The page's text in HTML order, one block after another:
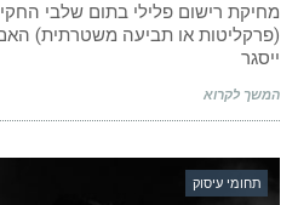
מחיקת רישום פלילי בתום שלבי
(פרקליטות או תביעה משטרתית)
ייסגר
המשך לקרוא
תחומי עיסוק